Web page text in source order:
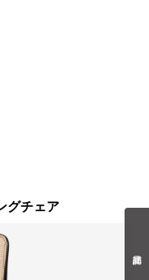
グチェア